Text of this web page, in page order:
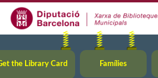
the Library Card Famílies